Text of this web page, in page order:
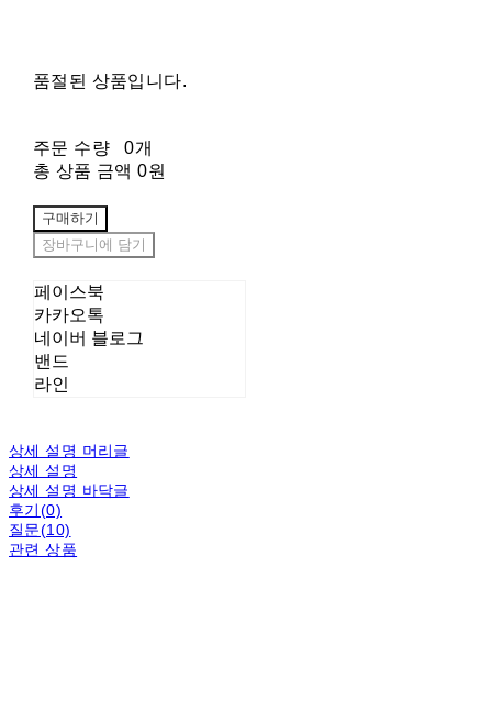
품절된 상품입니다.
주문 수량
0개
총 상품 금액 0원
구매하기
장바구니에 담기
페이스북
카카오톡
네이버 블로그
밴드
라인
상세 설명 머리글
상세 설명
상세 설명 바닥글
후기(0)
질문(10)
관련 상품